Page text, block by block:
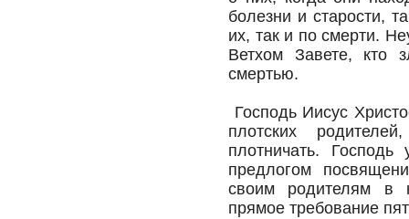
болезни и старости,
их, так и по смерти.
Ветхом Завете, кто
смертью.
Господь Иисус
плотских
плотничать.
предлогом
своим родителям в
прямое требование